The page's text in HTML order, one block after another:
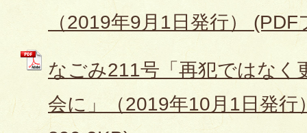
（2019年9月1日発行）
なごみ211号「再犯ではなく
会に」（2019年10月1日発行